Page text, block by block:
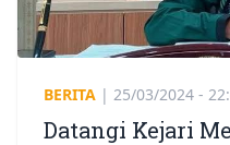
BERITA | 25/03/2024 -
Datangi Kejari